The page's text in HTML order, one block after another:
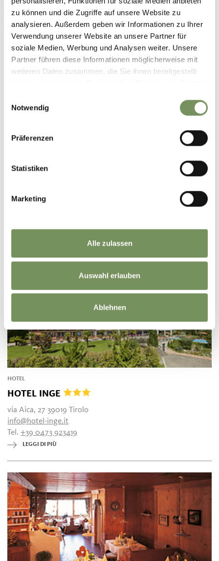
zu können und die Zugriffe auf unsere Website zu
analysieren. Außerdem geben wir Informationen zu Ihrer
Verwendung unserer Website an unsere Partner für
soziale Medien, Werbung und Analysen weiter. Unsere
Partner führen diese Informationen möglicherweise mit
weiteren Daten zusammen, die Sie ihnen bereitgestellt
Notwendig
Präferenzen
Statistiken
Marketing
Alle zulassen
Auswahl erlauben
Ablehnen
HOTEL
via del Castello, 6 39019 Tirolo
HOTEL
HOTEL INGE
via Aica, 27 39019 Tirolo
info@hotel-inge.it
Tel.+39 0473 923419
LEGGI DI PIÙ